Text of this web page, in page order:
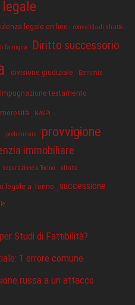
legale on line convalida di sfratto
famiglia Diritto successorio
divisione giudiziale Economia
Impugnazione testamento
morosità NASPI
preliminare provvigione
immobiliare
separazione a Torino sfratto
legale a Torino
successione
Studi di Fattibilità?
1 errore comune
russa a un attacco